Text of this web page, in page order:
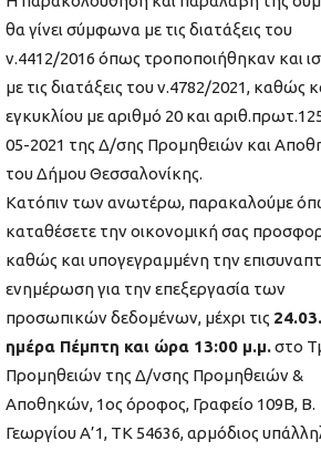
θα γίνει σύμφωνα με τις διατάξεις του
ν.4412/2016 όπως τροποποιήθηκαν και
με τις διατάξεις του ν.4782/2021, καθώς
εγκυκλίου με αριθμό 20 και
05-2021 της Δ/σης Προμηθειών και
του Δήμου Θεσσαλονίκης.
Κατόπιν των ανωτέρω, παρακαλούμε
καταθέσετε την οικονομική σας
καθώς και υπογεγραμμένη την
ενημέρωση για την επεξεργασία των
προσωπικών δεδομένων, μέχρι τις
ημέρα Πέμπτη και ώρα 13:00 μ.μ.στο
Προμηθειών της Δ/νσης Προμηθειών &
Αποθηκών, 1ος όροφος, Γραφείο 109Β, Β.
Γεωργίου Α’1, ΤΚ 54636, αρμόδιος